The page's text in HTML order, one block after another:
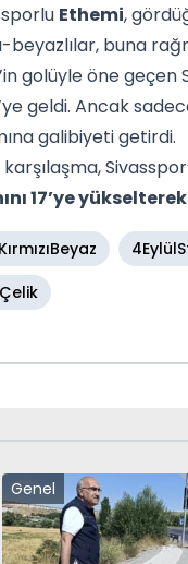
Ethemi,
beyazlılar, buna
’in golüyle öne geçen
geldi. Ancak
galibiyeti getirdi.
17’ye
KırmızıBeyaz
Genel